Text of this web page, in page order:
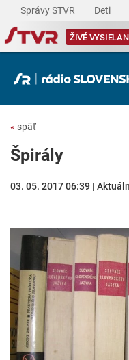
Správy STVR Deti
ŽIVÉ
« späť
Špirály
03. 05. 2017 06:39 |